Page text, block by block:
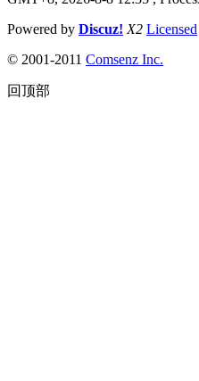
Powered by Discuz! X2 Licensed
© 2001-2011 Comsenz Inc.
回顶部